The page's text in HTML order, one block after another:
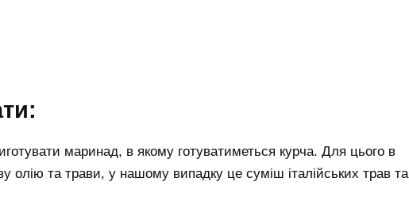
маринад, в якому готуватиметься курча. Для цього в
олію та трави, у нашому випадку це суміш італійських трав та